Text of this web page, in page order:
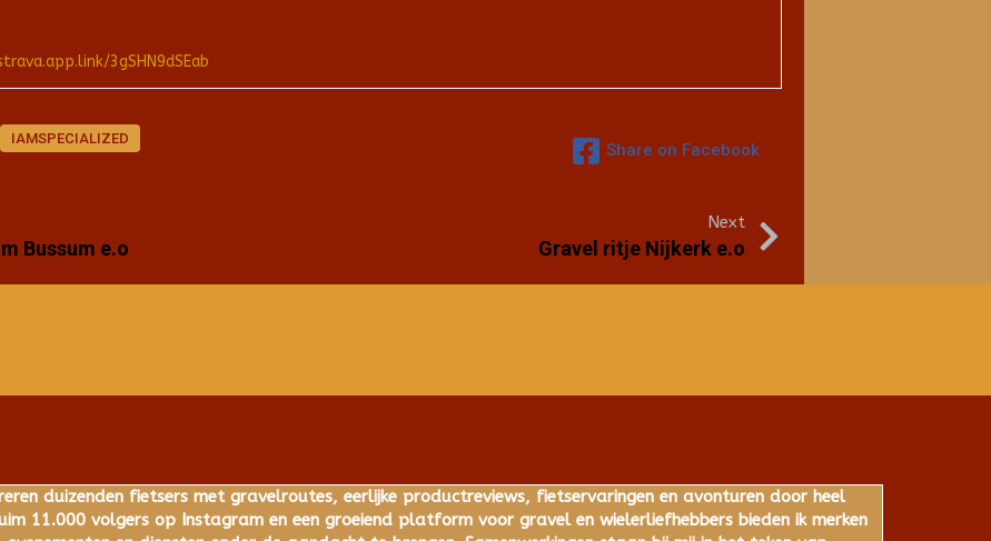
3gSHN9dSEab
IAMSPECIALIZED
Share on Facebook
Bussum e.o
Next
Gravel ritje Nijkerk e.o
duizenden fietsers met gravelroutes, eerlijke productreviews, fietservaringen en avonturen door heel
11.000 volgers op Instagram en een groeiend platform voor gravel en wielerliefhebbers bieden ik merken